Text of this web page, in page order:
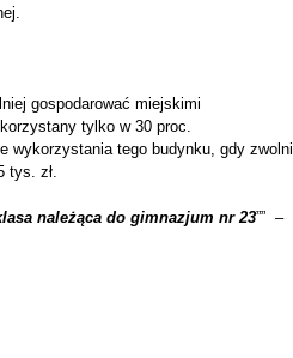
gospodarować miejskimi
tylko w 30 proc.
wykorzystania tego budynku, gdy zwolni
tys. zł.
należąca do gimnazjum nr 23”” –